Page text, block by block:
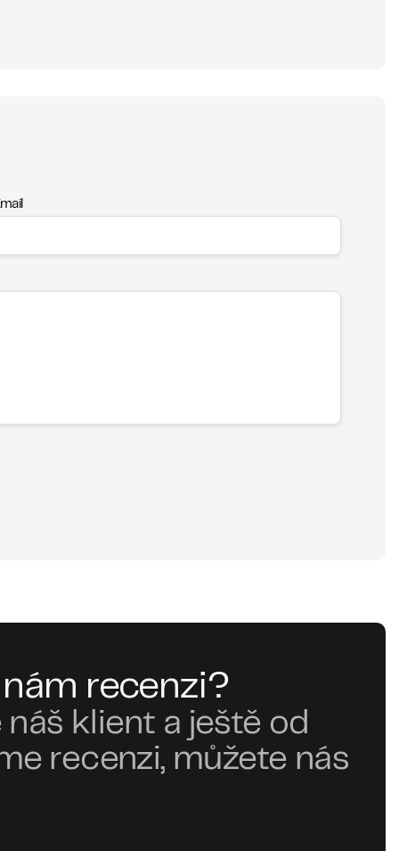
recenzi?
náš klient a ještě od
recenzi, můžete nás